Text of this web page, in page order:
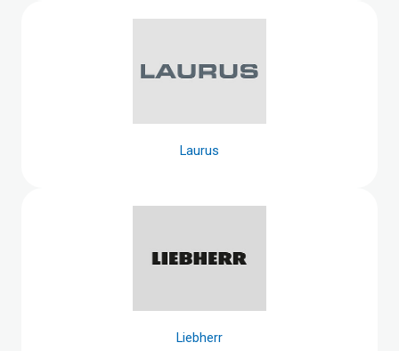
Laurus
Liebherr